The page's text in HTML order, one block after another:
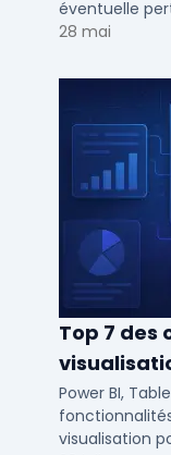
éventuelle
Voici notre ...
28 mai
Top 7 des
Studio,
autres
Power BI,
visualisation